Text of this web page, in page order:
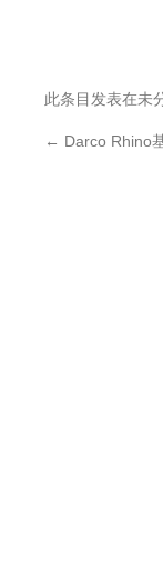
此条目发表在未
← Darco Rhino